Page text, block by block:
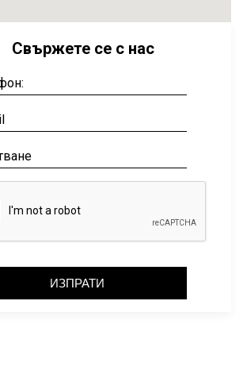
Свържете се с нас
ИЗПРАТИ